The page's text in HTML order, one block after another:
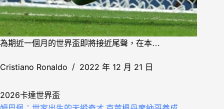
為期近一個月的世界盃即將接近尾聲，在本…
Cristiano Ronaldo 2022 年 12 月 21 日
2026卡達世界盃